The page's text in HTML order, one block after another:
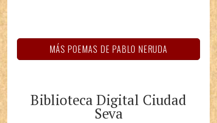
MÁS POEMAS DE PABLO NERUDA
Biblioteca Digital Ciudad
Seva